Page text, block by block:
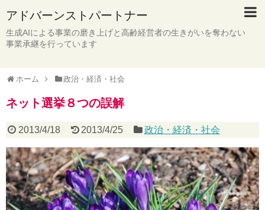
アドバーンストパートナー
生成AIによる事業の磨き上げと高齢経営者の生きがいを奪わない
事業承継を行っています
ホーム 政治・経済・社会
ネット選挙８つの誤解
2013/4/18 2013/4/25 政治・経済・社会